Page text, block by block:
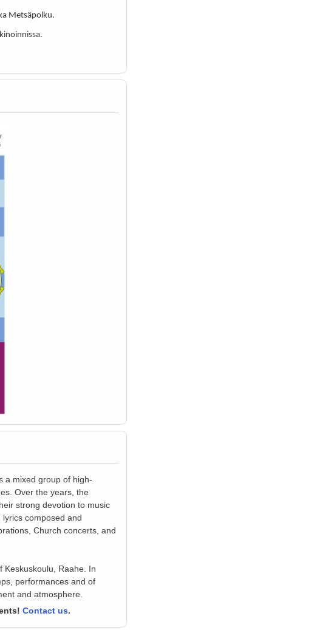
Metsäpolku.
a mixed group of high-
Over the years, the
strong devotion to music
composed and
Church concerts, and
Keskuskoulu, Raahe. In
performances and of
and atmosphere.
Contact us.